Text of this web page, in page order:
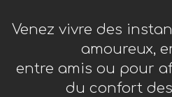
Venez vivre des
amoureux,
entre amis ou pour
du confort